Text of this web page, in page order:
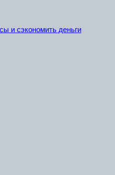
и сэкономить деньги